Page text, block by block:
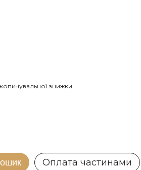
знижки
Оплата частинами